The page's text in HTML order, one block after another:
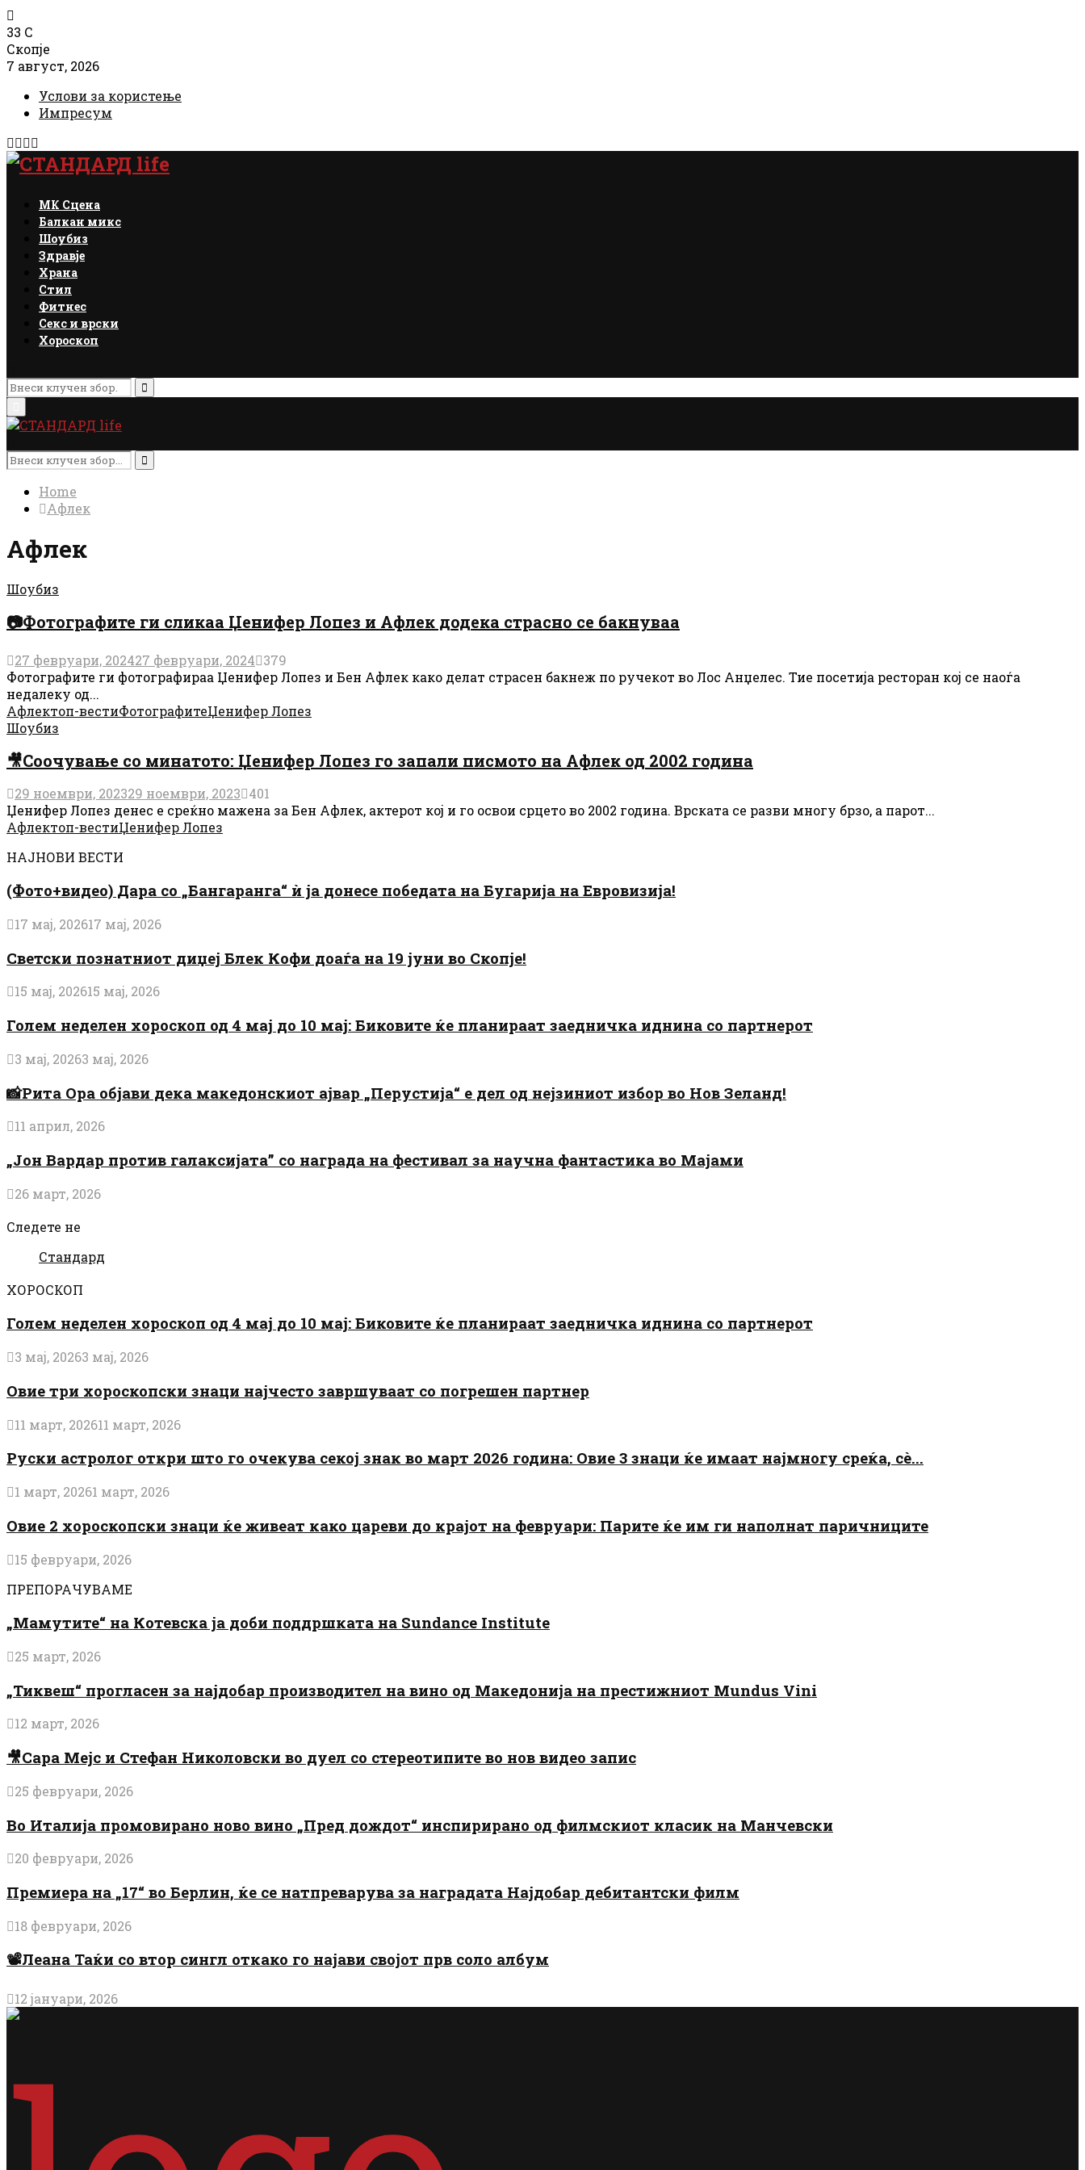
33 C
Скопје
7 август, 2026
Услови за користење
Импресум
Facebook
Instagram
Email
МК Сцена
Балкан микс
Шоубиз
Здравје
Храна
Стил
Фитнес
Секс и врски
Хороскоп
Search
for:
Search
Menu
Search
for:
Search
Home
Афлек
Афлек
Шоубиз
📷Фотографите ги сликаа Џенифер Лопез и Афлек додека страсно се бакнуваа
27 февруари, 202427 февруари, 2024 379
Фотографите ги фотографираа Џенифер Лопез и Бен Афлек како делат страсен бакнеж по ручекот во Лос Анџелес. Тие посетија ресторан кој се наоѓа
недалеку од...
Афлектоп-вестиФотографитеЏенифер Лопез
Шоубиз
🎥Соочување со минатото: Џенифер Лопез го запали писмото на Афлек од 2002 година
29 ноември, 202329 ноември, 2023 401
Џенифер Лопез денес е среќно мажена за Бен Афлек, актерот кој и го освои срцето во 2002 година. Врската се разви многу брзо, а парот...
Афлектоп-вестиЏенифер Лопез
НАЈНОВИ ВЕСТИ
(Фото+видео) Дара со „Бангаранга“ ѝ ја донесе победата на Бугарија на Евровизија!
17 мај, 202617 мај, 2026
Светски познатниот диџеј Блек Кофи доаѓа на 19 јуни во Скопје!
15 мај, 202615 мај, 2026
Голем неделен хороскоп од 4 мај до 10 мај: Биковите ќе планираат заедничка иднина со партнерот
3 мај, 20263 мај, 2026
📸Рита Ора објави дека македонскиот ајвар „Перустија“ е дел од нејзиниот избор во Нов Зеланд!
11 април, 2026
„Јон Вардар против галаксијата” со награда на фестивал за научна фантастика во Мајами
26 март, 2026
Следете не
Стандард
ХОРОСКОП
Голем неделен хороскоп од 4 мај до 10 мај: Биковите ќе планираат заедничка иднина со партнерот
3 мај, 20263 мај, 2026
Овие три хороскопски знаци најчесто завршуваат со погрешен партнер
11 март, 202611 март, 2026
Руски астролог откри што го очекува секој знак во март 2026 година: Овие 3 знаци ќе имаат најмногу среќа, сè...
1 март, 20261 март, 2026
Овие 2 хороскопски знаци ќе живеат како цареви до крајот на февруари: Парите ќе им ги наполнат паричниците
15 февруари, 2026
ПРЕПОРАЧУВАМЕ
„Мамутите“ на Котевска ја доби поддршката на Sundance Institute
25 март, 2026
„Тиквеш“ прогласен за најдобар производител на вино од Македонија на престижниот Mundus Vini
12 март, 2026
🎥Сара Мејс и Стефан Николовски во дуел со стереотипите во нов видео запис
25 февруари, 2026
Во Италија промовирано ново вино „Пред дождот“ инспирирано од филмскиот класик на Манчевски
20 февруари, 2026
Премиера на „17“ во Берлин, ќе се натпреварува за наградата Најдобар дебитантски филм
18 февруари, 2026
📽️Леана Таќи со втор сингл откако го најави својот прв соло албум
12 јануари, 2026